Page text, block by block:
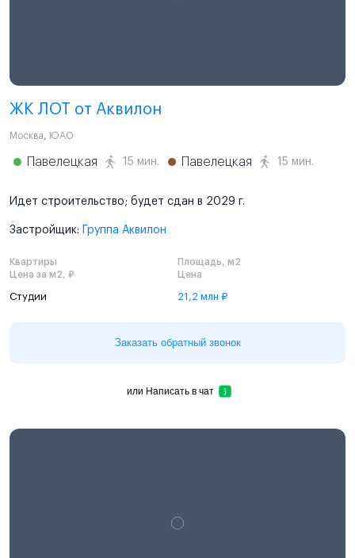
ЖК ЛОТ от Аквилон
Москва, ЮАО
Павелецкая 15 мин. Павелецкая 15 мин.
Идет строительство; будет сдан в 2029 г.
Застройщик: Группа Аквилон
Квартиры
Площадь, м2
Цена за м2, ₽
Цена
Студии 21,2 млн ₽
Заказать обратный звонок
или Написать в чат